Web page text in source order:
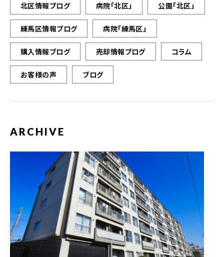
北区情報ブログ 病院「北区」 公園「北区」
練馬区情報ブログ 病院「練馬区」
購入情報ブログ 売却情報ブログ コラム
お客様の声 ブログ
ARCHIVE